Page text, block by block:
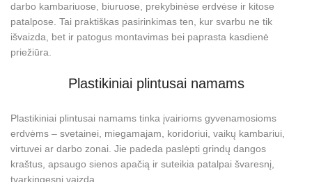
darbo kambariuose, biuruose, prekybinėse erdvėse ir kitose
patalpose. Tai praktiškas pasirinkimas ten, kur svarbu ne tik
išvaizda, bet ir patogus montavimas bei paprasta kasdienė
priežiūra.
Plastikiniai plintusai namams
Plastikiniai plintusai namams tinka įvairioms gyvenamosioms
erdvėms – svetainei, miegamajam, koridoriui, vaikų kambariui,
virtuvei ar darbo zonai. Jie padeda paslėpti grindų dangos
kraštus, apsaugo sienos apačią ir suteikia patalpai švaresnį,
tvarkingesnį vaizdą.